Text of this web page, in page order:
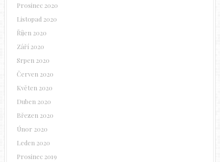
Prosinec 2020
Listopad 2020
Říjen 2020
Září 2020
Srpen 2020
Červen 2020
Květen 2020
Duben 2020
Březen 2020
Únor 2020
Leden 2020
Prosinec 2019